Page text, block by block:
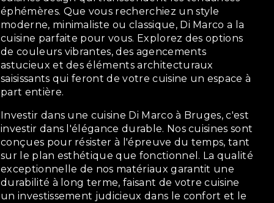
éphémères. Que vous recherchiez un style
moderne, minimaliste ou classique, Di Marco a la
cuisine parfaite pour vous. Explorez des options
de couleurs vibrantes, des agencements
astucieux et des éléments architecturaux
saisissants qui feront de votre cuisine un espace à
part entière.
Investir dans une cuisine Di Marco à Bruges, c'est
investir dans l'élégance durable. Nos cuisines sont
conçues pour résister à l'épreuve du temps, tant
sur le plan esthétique que fonctionnel. La qualité
exceptionnelle de nos matériaux garantit une
durabilité à long terme, faisant de votre cuisine
un investissement judicieux dans le confort et le